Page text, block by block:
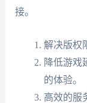
接。
解决版权
降低游戏
的体验。
高效的服